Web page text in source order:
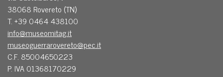
38068 Rovereto (TN)
T. +39 0464 438100
info@museomitag.it
museoguerrarovereto@pec.it
C.F. 85004650223
P. IVA 01368170229